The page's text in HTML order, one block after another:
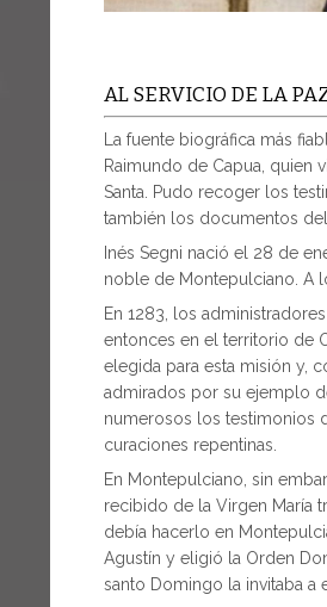
AL SERVICIO DE LA
La fuente biográfica más
Raimundo de Capua,
Santa. Pudo recoger los
también los documentos
Inés Segni nació el 28 de
noble de Montepulciano. A
En 1283, los
entonces en el territorio de
elegida para esta misión y,
admirados por su ejemplo
numerosos los testimonios
curaciones repentinas.
En Montepulciano, sin
recibido de la Virgen María
debía hacerlo en
Agustín y eligió la Orden
santo Domingo la invitaba a